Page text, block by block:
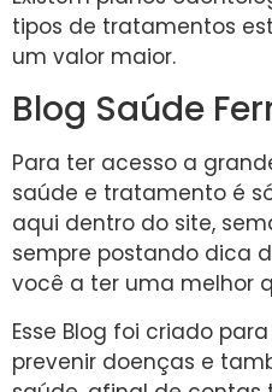
tipos de tratamentos
um valor maior.
Blog Saúde
Para ter acesso a
saúde e tratamento é
aqui dentro do site,
sempre postando dica
você a ter uma melhor
Esse Blog foi criado
prevenir doenças e